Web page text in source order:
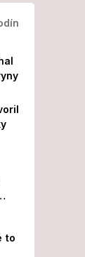
to